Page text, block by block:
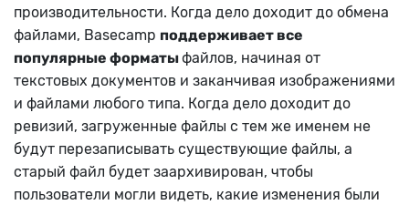
производительности. Когда дело доходит до обмена
файлами, Basecamp поддерживает все
популярные форматыфайлов, начиная от
текстовых документов и заканчивая изображениями
и файлами любого типа. Когда дело доходит до
ревизий, загруженные файлы с тем же именем не
будут перезаписывать существующие файлы, а
старый файл будет заархивирован, чтобы
пользователи могли видеть, какие изменения были